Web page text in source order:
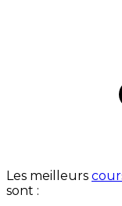
Les meilleurs
sont :